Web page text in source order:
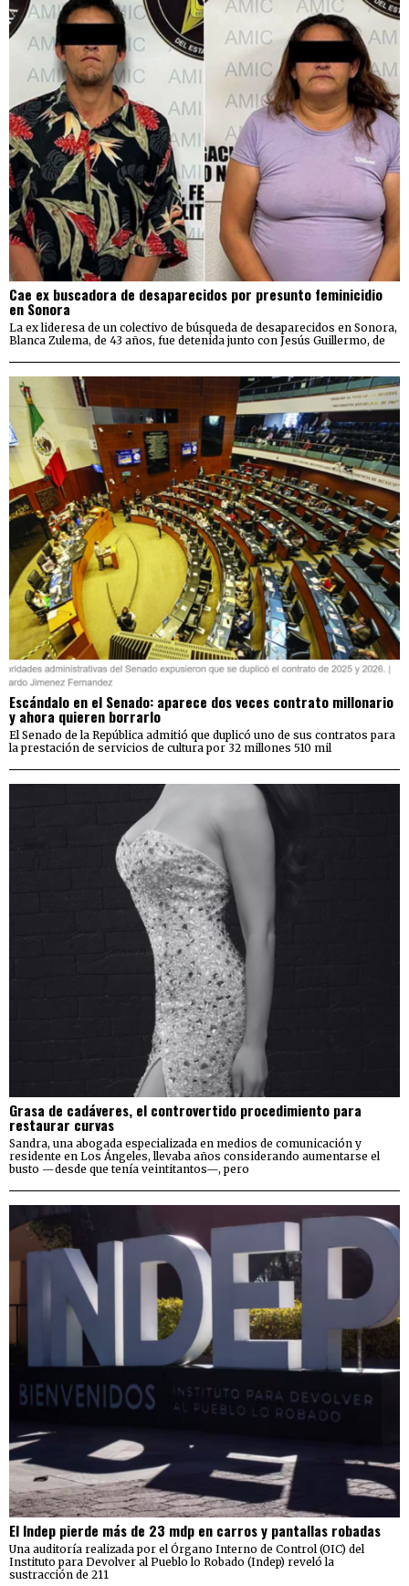
Cae ex buscadora de desaparecidos por presunto feminicidio
en Sonora
La ex lideresa de un colectivo de búsqueda de desaparecidos en Sonora,
Blanca Zulema, de 43 años, fue detenida junto con Jesús Guillermo, de
Escándalo en el Senado: aparece dos veces contrato millonario
y ahora quieren borrarlo
El Senado de la República admitió que duplicó uno de sus contratos para
la prestación de servicios de cultura por 32 millones 510 mil
Grasa de cadáveres, el controvertido procedimiento para
restaurar curvas
Sandra, una abogada especializada en medios de comunicación y
residente en Los Ángeles, llevaba años considerando aumentarse el
busto —desde que tenía veintitantos—, pero
El Indep pierde más de 23 mdp en carros y pantallas robadas
Una auditoría realizada por el Órgano Interno de Control (OIC) del
Instituto para Devolver al Pueblo lo Robado (Indep) reveló la
sustracción de 211